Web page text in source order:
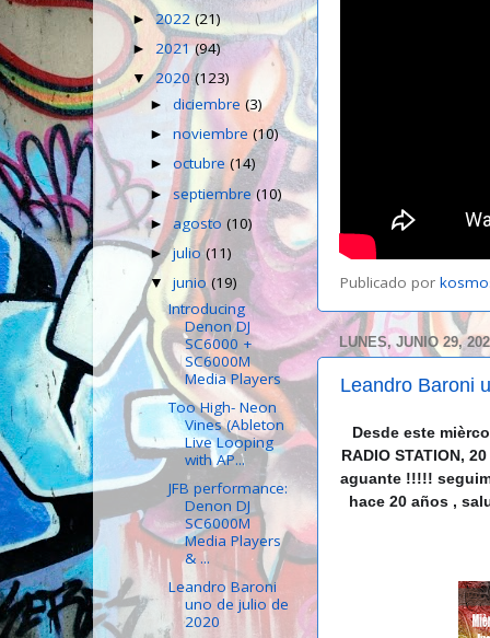
Publicado por
LUNES, JUNIO 29,
Leandro Baroni
Desde este
RADIO STATION,
aguante !!!!!
hace 20 años ,
►2022(21)
► 2021(94)
▼2020(123)
►diciembre(3)
►noviembre(10)
►octubre(14)
►septiembre(10)
►agosto(10)
►julio(11)
▼junio(19)
Introducing
Denon DJ
SC6000 +
SC6000M
Media Players
Too High- Neon
Vines (Ableton
Live Looping
with AP...
JFB performance:
Denon DJ
SC6000M
Media Players
& ...
Leandro Baroni
uno de julio de
2020